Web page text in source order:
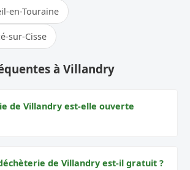
en-Touraine
sur-Cisse
à Villandry
de Villandry est-elle ouverte
de Villandry est-il gratuit ?